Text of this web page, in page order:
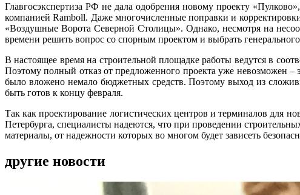
Главгосэкспертиза РФ не дала одобрения новому проекту
компанией Ramboll. Даже многочисленные поправки и
«Воздушные Ворота Северной Столицы». Однако, несмотря на
времени решить вопрос со спорным проектом и выбрать
В настоящее время на строительной площадке работы ведутся в
Поэтому полный отказ от предложенного проекта уже невозможен –
было вложено немало бюджетных средств. Поэтому выход из
быть готов к концу февраля.
Так как проектирование логистических центров и терминалов для
Петербурга, специалисты надеются, что при проведении
материалы, от надежности которых во многом будет зависеть
другие новости